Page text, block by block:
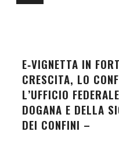
E‑VIGNETTA IN
CRESCITA, LO
L’UFFICIO
DOGANA E DELLA
DEI CONFINI –